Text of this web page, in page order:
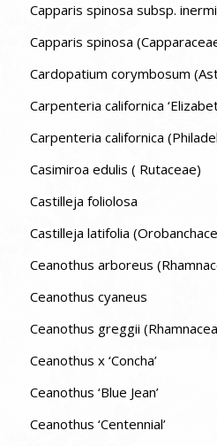
Capparis spinosa subsp.
Capparis spinosa
Cardopatium corymbosum
Carpenteria californica
Carpenteria californica
Casimiroa edulis ( Rutaceae)
Castilleja foliolosa
Castilleja latifolia
Ceanothus arboreus
Ceanothus cyaneus
Ceanothus greggii
Ceanothus x ‘Concha’
Ceanothus ‘Blue Jean’
Ceanothus ‘Centennial’